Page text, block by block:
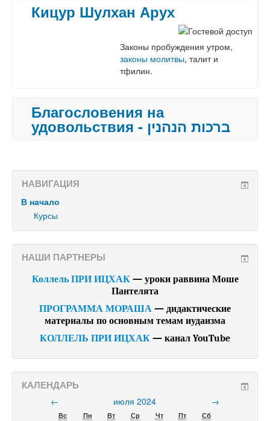
Кицур Шулхан Арух
Законы пробуждения утром,
законы молитвы, талит и
тфилин.
Благословения на
удовольствия - ברכות הנהנין
НАВИГАЦИЯ
В начало
Курсы
НАШИ ПАРТНЕРЫ
Коллель ПРИ ИЦХАК— уроки раввина Моше
Пантелята
ПРОГРАММА МОРАША — дидактические
материалы по основным темам иудаизма
КОЛЛЕЛЬ ПРИ ИЦХАК — канал YouTube
КАЛЕНДАРЬ
← июля 2024 →
Вс Пн Вт Ср Чт Пт
Сб